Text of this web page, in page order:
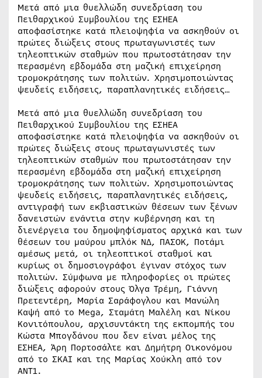
Μετά από μια θυελλώδη συνεδρίαση του
Πειθαρχικού Συμβουλίου της ΕΣΗΕΑ
αποφασίστηκε κατά πλειοψηφία να ασκηθούν οι
πρώτες διώξεις στους πρωταγωνιστές των
τηλεοπτικών σταθμών που πρωτοστάτησαν την
περασμένη εβδομάδα στη μαζική επιχείρηση
τρομοκράτησης των πολιτών. Χρησιμοποιώντας
ψευδείς ειδήσεις, παραπλανητικές ειδήσεις…
Μετά από μια θυελλώδη συνεδρίαση του
Πειθαρχικού Συμβουλίου της ΕΣΗΕΑ
αποφασίστηκε κατά πλειοψηφία να ασκηθούν οι
πρώτες διώξεις στους πρωταγωνιστές των
τηλεοπτικών σταθμών που πρωτοστάτησαν την
περασμένη εβδομάδα στη μαζική επιχείρηση
τρομοκράτησης των πολιτών. Χρησιμοποιώντας
ψευδείς ειδήσεις, παραπλανητικές ειδήσεις,
αντιγραφή των εκβιαστικών θέσεων των ξένων
δανειστών ενάντια στην κυβέρνηση και τη
διενέργεια του δημοψηφίσματος αρχικά και των
θέσεων του μαύρου μπλόκ ΝΔ, ΠΑΣΟΚ, Ποτάμι
αμέσως μετά, οι τηλεοπτικοί σταθμοί και
κυρίως οι δημοσιογράφοι έγιναν στόχος των
πολιτών. Σύμφωνα με πληροφορίες οι πρώτες
διώξεις αφορούν στους Όλγα Τρέμη, Γιάννη
Πρετεντέρη, Μαρία Σαράφογλου και Μανώλη
Καψή από το Mega, Σταμάτη Μαλέλη και Νίκου
Κονιτόπουλου, αρχισυντάκτη της εκπομπής του
Κώστα Μπογδάνου που δεν είναι μέλος της
ΕΣΗΕΑ, Άρη Πορτοσάλτε και Δημήτρη Οικονόμου
από το ΣΚΑΙ και της Μαρίας Χούκλη από τον
ΑΝΤ1.